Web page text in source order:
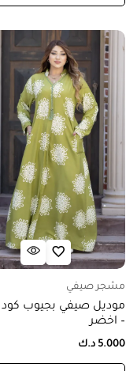
مشجر صيفي
– اخضر
5.000 د.ك